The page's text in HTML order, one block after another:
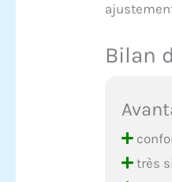
Bilan
très